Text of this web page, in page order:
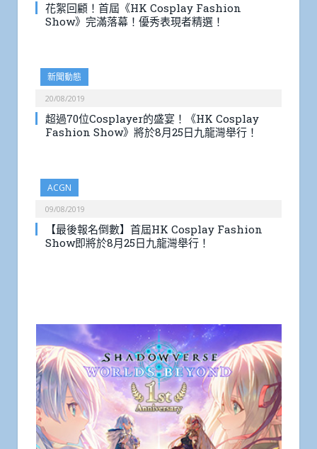
花絮回顧！首屆《HK Cosplay Fashion
Show》完滿落幕！優秀表現者精選！
新聞動態
20/08/2019
超過70位Cosplayer的盛宴！《HK Cosplay
Fashion Show》將於8月25日九龍灣舉行！
ACGN
09/08/2019
【最後報名倒數】首屆HK Cosplay Fashion
Show即將於8月25日九龍灣舉行！